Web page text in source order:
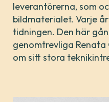
leverantörerna, som
bildmaterialet. Varje
tidningen. Den här
genomtrevliga
om sitt stora